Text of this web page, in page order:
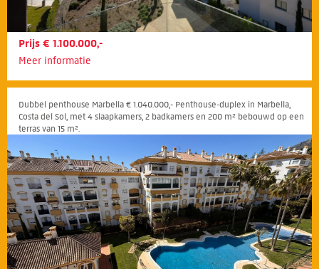
Prijs € 1.100.000,-
Meer informatie
Dubbel penthouse Marbella € 1.040.000,- Penthouse-duplex in Marbella,
Costa del Sol, met 4 slaapkamers, 2 badkamers en 200 m² bebouwd op een
terras van 15 m².